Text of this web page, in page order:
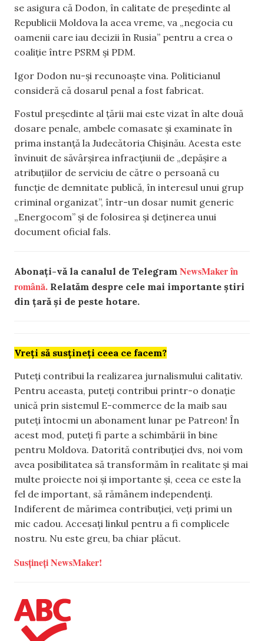
se asigura că Dodon, în calitate de președinte al
Republicii Moldova la acea vreme, va „negocia cu
oamenii care iau decizii în Rusia” pentru a crea o
coaliție între PSRM și PDM.
Igor Dodon nu-și recunoaște vina. Politicianul
consideră că dosarul penal a fost fabricat.
Fostul președinte al țării mai este vizat în alte două
dosare penale, ambele comasate și examinate în
prima instanță la Judecătoria Chișinău. Acesta este
învinuit de săvârșirea infracțiunii de „depășire a
atribuțiilor de serviciu de către o persoană cu
funcție de demnitate publică, în interesul unui grup
criminal organizat”, într-un dosar numit generic
„Energocom” și de folosirea și deținerea unui
document oficial fals.
Abonați-vă la canalul de Telegram NewsMaker în
română. Relatăm despre cele mai importante știri
din țară și de peste hotare.
Vreți să susțineți ceea ce facem?
Puteți contribui la realizarea jurnalismului calitativ.
Pentru aceasta, puteți contribui printr-o donație
unică prin sistemul E-commerce de la maib sau
puteți întocmi un abonament lunar pe Patreon! În
acest mod, puteți fi parte a schimbării în bine
pentru Moldova. Datorită contribuției dvs, noi vom
avea posibilitatea să transformăm în realitate și mai
multe proiecte noi și importante și, ceea ce este la
fel de important, să rămânem independenți.
Indiferent de mărimea contribuției, veți primi un
mic cadou. Accesați linkul pentru a fi complicele
nostru. Nu este greu, ba chiar plăcut.
Susțineți NewsMaker!